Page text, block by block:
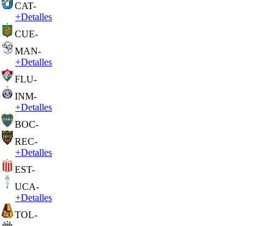
CAT-
+Detalles
CUE-
MAN-
+Detalles
FLU-
INM-
+Detalles
BOC-
REC-
+Detalles
EST-
UCA-
+Detalles
TOL-